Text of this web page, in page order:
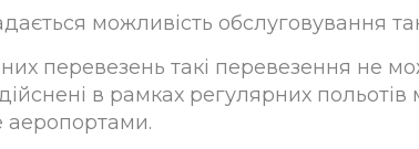
можливість обслуговування
перевезень такі перевезення не
в рамках регулярних
аеропортами.